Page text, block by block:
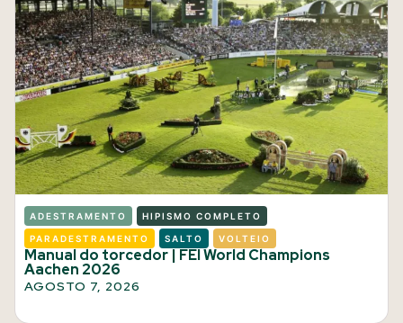
ADESTRAMENTO HIPISMO COMPLETO
PARADESTRAMENTO SALTO VOLTEIO
Manual do torcedor | FEI World Champions
Aachen 2026
AGOSTO 7, 2026